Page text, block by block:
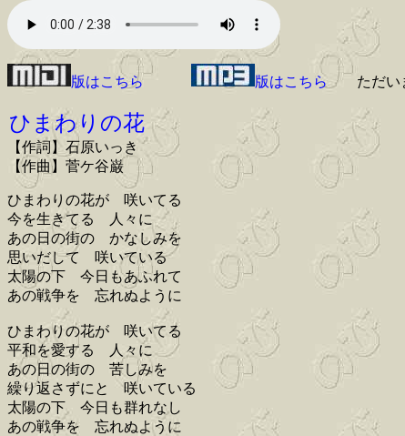
版はこちら 版はこちらただい
ひまわりの花
【作詞】石原いっき
【作曲】菅ケ谷巌
ひまわりの花が 咲いてる
今を生きてる 人々に
あの日の街の かなしみを
思いだして 咲いている
太陽の下 今日もあふれて
あの戦争を 忘れぬように
ひまわりの花が 咲いてる
平和を愛する 人々に
あの日の街の 苦しみを
繰り返さずにと 咲いている
太陽の下 今日も群れなし
あの戦争を 忘れぬように